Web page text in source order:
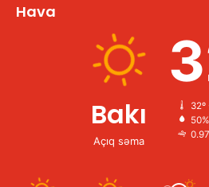
Hava
Bakı
Açıq səma
32º
50%